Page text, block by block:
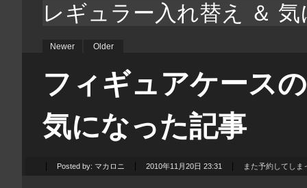
レギュラー入れ替え ＆
Newer Older
フィギュアケース
気になった記事
Posted by: マカロニ 2010年11月20日 23:31 また予約してし